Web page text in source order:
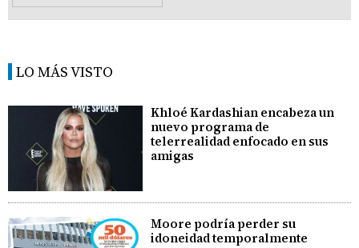
LO MÁS VISTO
Khloé Kardashian encabeza un
nuevo programa de
telerrealidad enfocado en sus
amigas
Moore podría perder su
idoneidad temporalmente